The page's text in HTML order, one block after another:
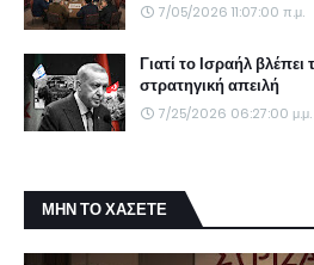
7/05/2026 11:07:00 π.μ.
Γιατί το Ισραήλ
στρατηγική απειλή
7/25/2026 06:27:00 μ.μ.
ΜΗΝ ΤΟ ΧΑΣΕΤΕ